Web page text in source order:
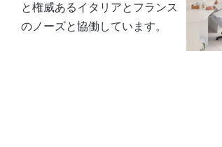
と権威あるイタリアとフランス
のノーズと協働しています。